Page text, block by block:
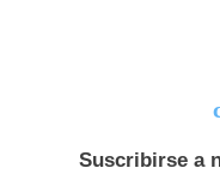
Suscribirse a